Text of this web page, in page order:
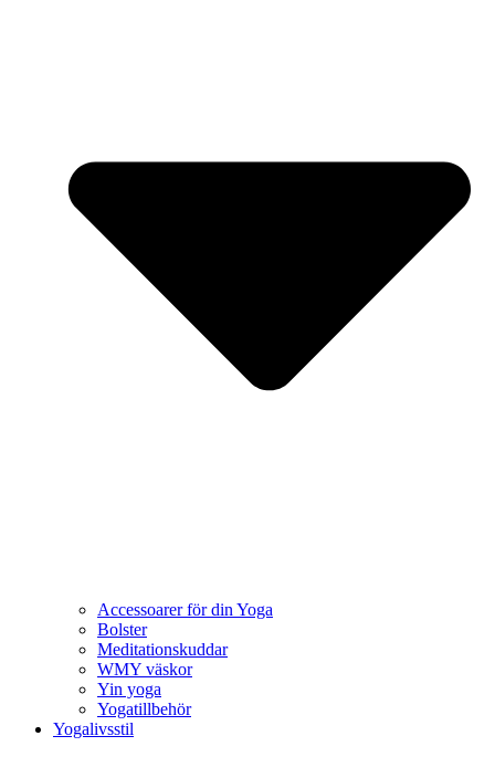
Accessoarer för din Yoga
Bolster
Meditationskuddar
WMY väskor
Yin yoga
Yogatillbehör
Yogalivsstil